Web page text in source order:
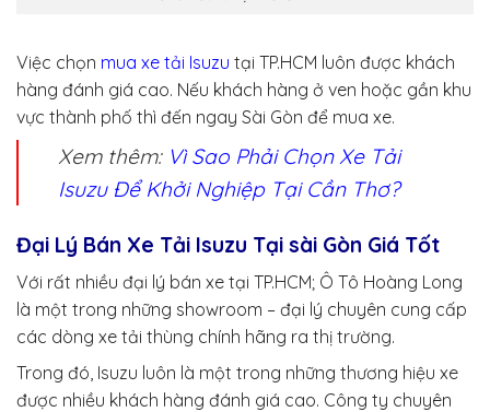
Việc chọn mua xe tải Isuzu tại TP.HCM luôn được khách
hàng đánh giá cao. Nếu khách hàng ở ven hoặc gần khu
vực thành phố thì đến ngay Sài Gòn để mua xe.
Xem thêm: Vì Sao Phải Chọn Xe Tải
Isuzu Để Khởi Nghiệp Tại Cần Thơ?
Đại Lý Bán Xe Tải Isuzu Tại sài Gòn Giá Tốt
Với rất nhiều đại lý bán xe tại TP.HCM; Ô Tô Hoàng Long
là một trong những showroom – đại lý chuyên cung cấp
các dòng xe tải thùng chính hãng ra thị trường.
Trong đó, Isuzu luôn là một trong những thương hiệu xe
được nhiều khách hàng đánh giá cao. Công ty chuyên